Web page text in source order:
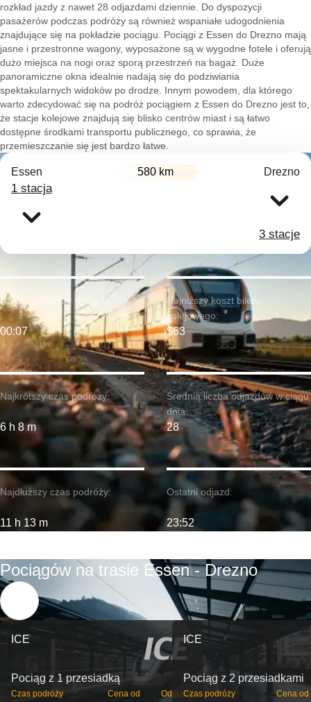
rozkład jazdy z nawet 28 odjazdami dziennie. Do dyspozycji
pasażerów podczas podróży są również wspaniałe udogodnienia
znajdujące się na pokładzie pociągu. Pociągi z Essen do Drezno mają
jasne i przestronne wagony, wyposażone są w wygodne fotele i oferują
dużo miejsca na nogi oraz sporą przestrzeń na bagaż. Duże
panoramiczne okna idealnie nadają się do podziwiania
spektakularnych widoków po drodze. Innym powodem, dla którego
warto zdecydować się na podróż pociągiem z Essen do Drezno jest to,
że stacje kolejowe znajdują się blisko centrów miast i są łatwo
dostępne środkami transportu publicznego, co sprawia, że
przemieszczanie się jest bardzo łatwe.
Essen 580 km Drezno
1 stacja
3 stacje
Najkrótszy czas podróży:
6 h 8 m
Najwcześniejszy wyjazd:
00:07
Najdłuższy czas podróży:
11 h 13 m
Najniższy koszt biletu
kolejowego:
$63
Średnia liczba odjazdów w ciągu
dnia:
28
Ostatni odjazd:
23:52
Pociągów na trasie Essen - Drezno
ICE
Pociąg z 1 przesiadką
Czas podróży Cena od Odjazdy
ICE
Pociąg z 2 przesiadkami
Czas podróży Cena od